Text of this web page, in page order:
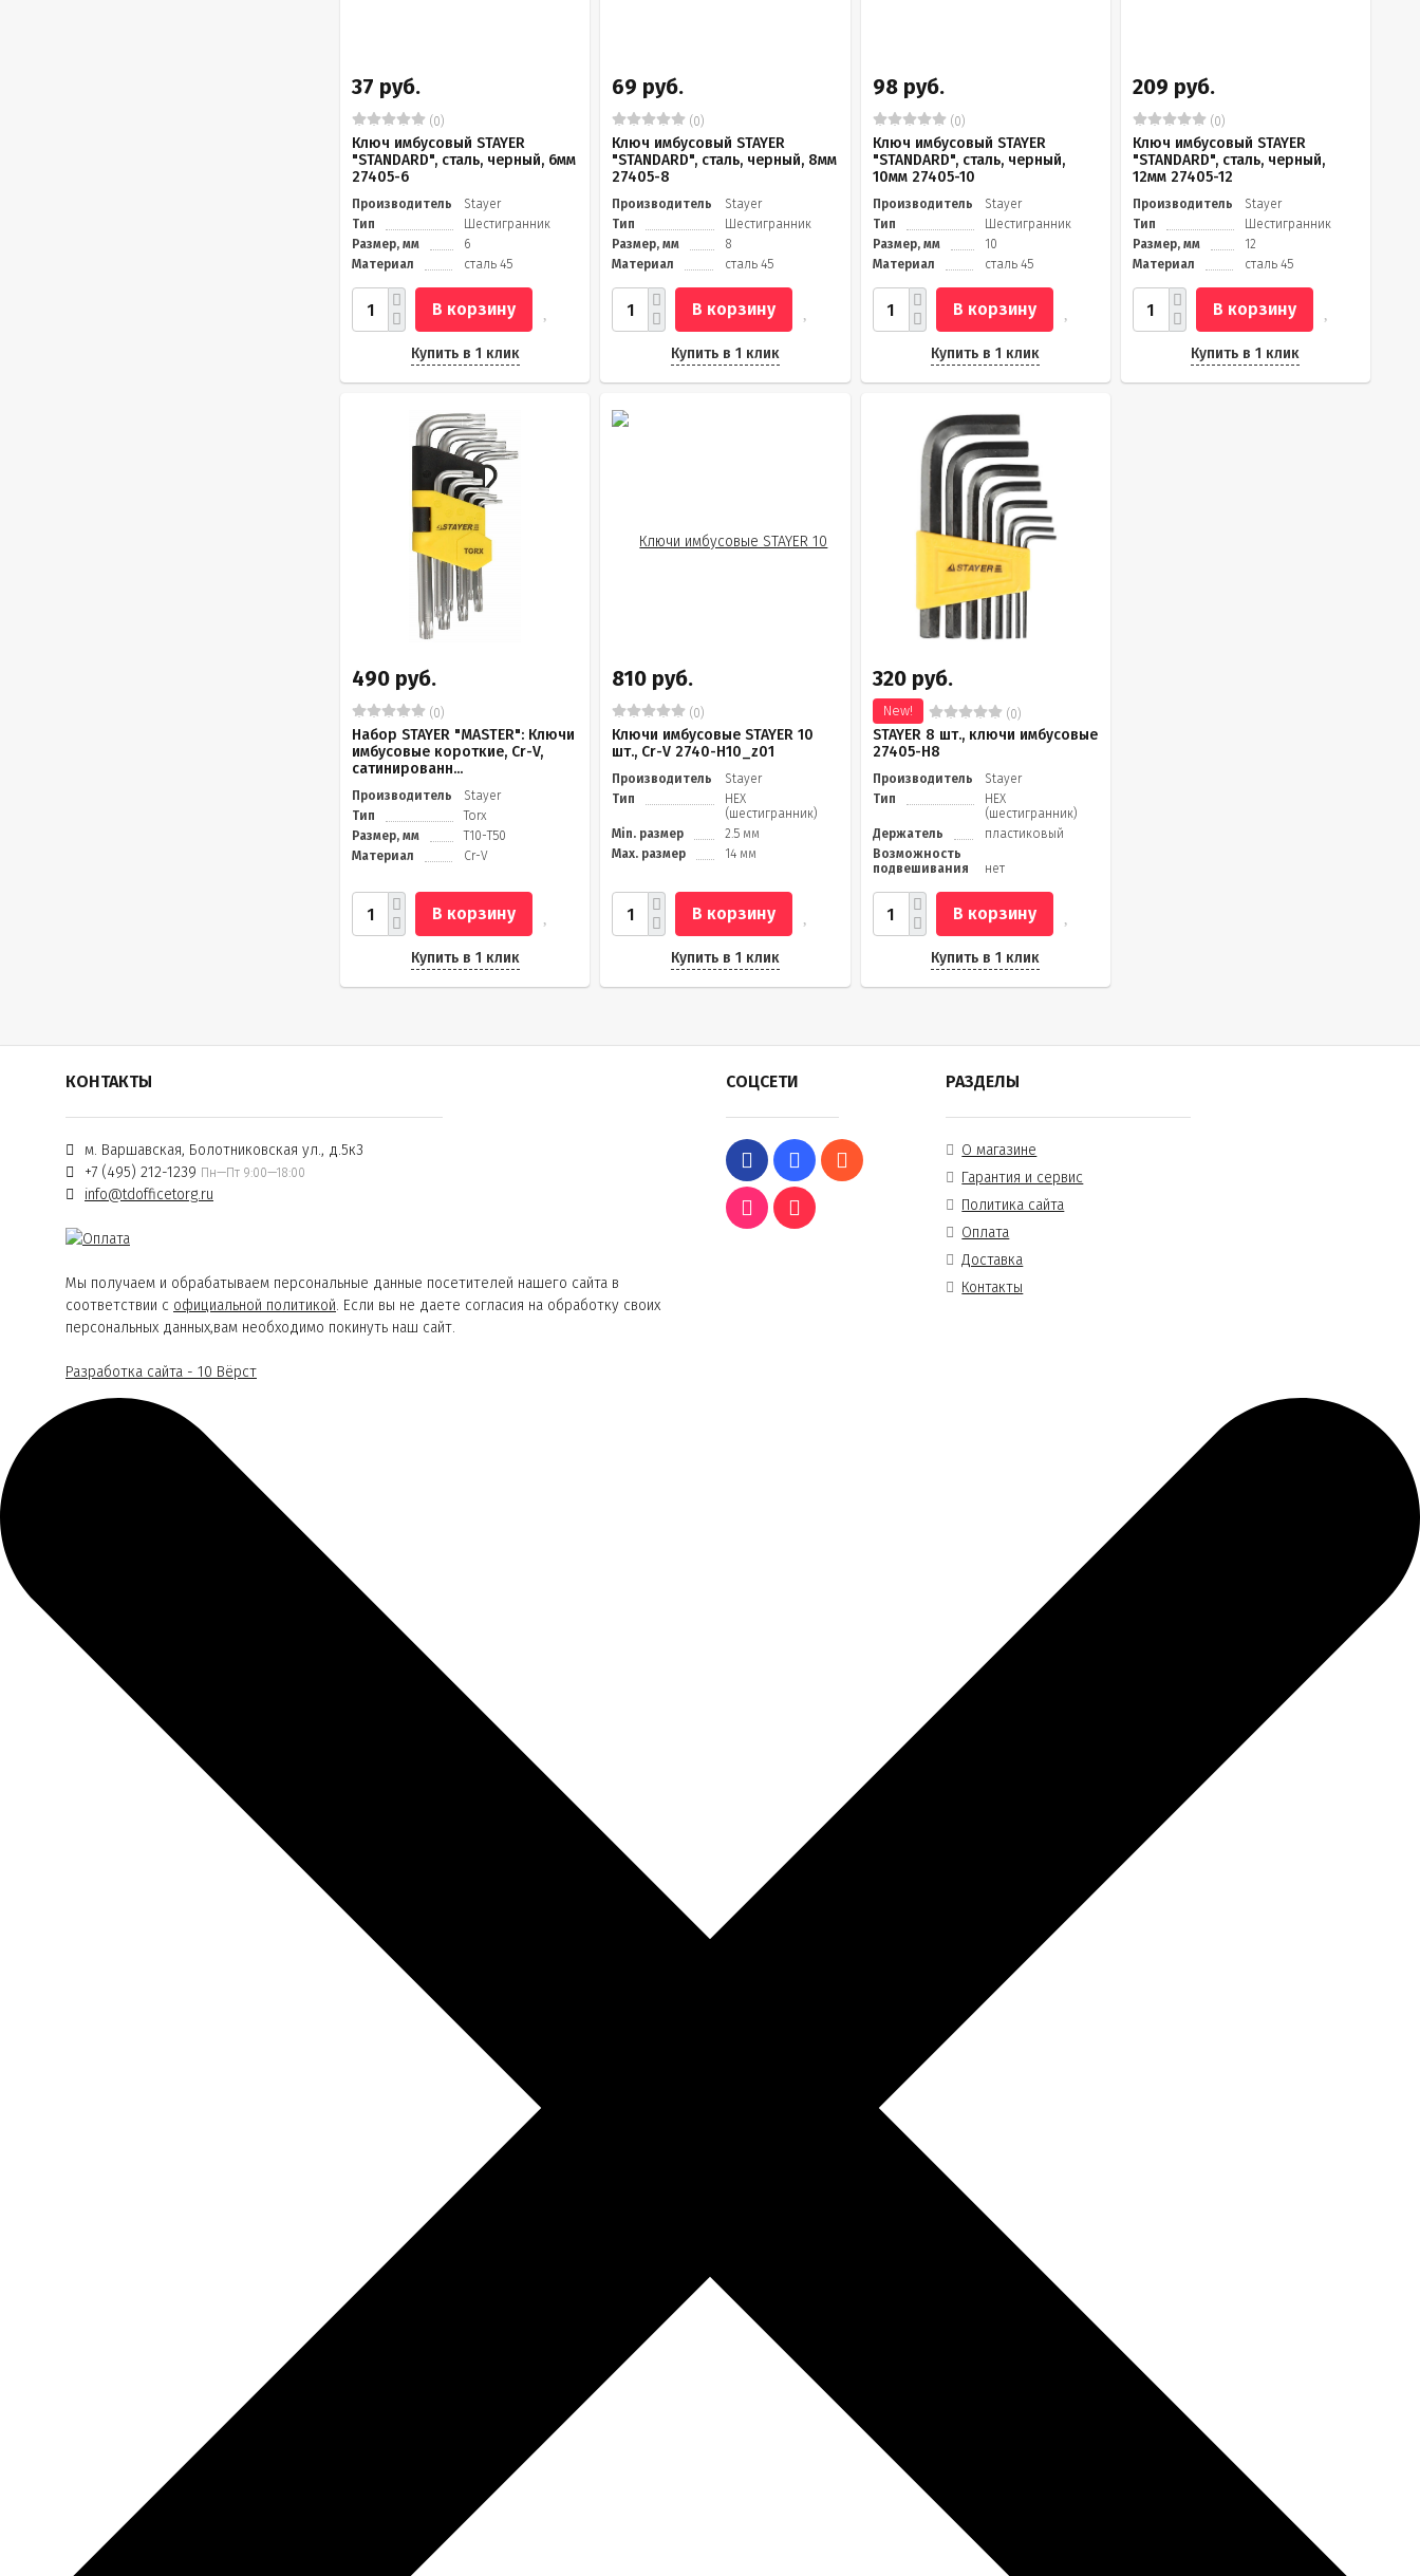
37 руб.
(0)
Ключ имбусовый STAYER
"STANDARD", сталь, черный, 6мм
27405-6
Производитель
Stayer
Тип
Шестигранник
Размер, мм
6
Материал
сталь 45
В корзину
Купить в 1 клик
69 руб.
(0)
Ключ имбусовый STAYER
"STANDARD", сталь, черный, 8мм
27405-8
Производитель
Stayer
Тип
Шестигранник
Размер, мм
8
Материал
сталь 45
В корзину
Купить в 1 клик
98 руб.
(0)
Ключ имбусовый STAYER
"STANDARD", сталь, черный,
10мм 27405-10
Производитель
Stayer
Тип
Шестигранник
Размер, мм
10
Материал
сталь 45
В корзину
Купить в 1 клик
209 руб.
(0)
Ключ имбусовый STAYER
"STANDARD", сталь, черный,
12мм 27405-12
Производитель
Stayer
Тип
Шестигранник
Размер, мм
12
Материал
сталь 45
В корзину
Купить в 1 клик
490 руб.
(0)
Набор STAYER "MASTER": Ключи
имбусовые короткие, Cr-V,
сатинированн...
Производитель
Stayer
Тип
Torx
Размер, мм
Т10-Т50
Материал
Cr-V
В корзину
Купить в 1 клик
810 руб.
(0)
Ключи имбусовые STAYER 10
шт., Cr-V 2740-H10_z01
Производитель
Stayer
Тип
HEX
(шестигранник)
Min. размер
2.5 мм
Max. размер
14 мм
В корзину
Купить в 1 клик
320 руб.
New! (0)
STAYER 8 шт., ключи имбусовые
27405-H8
Производитель
Stayer
Тип
HEX
(шестигранник)
Держатель
пластиковый
Возможность
подвешивания
нет
В корзину
Купить в 1 клик
КОНТАКТЫ
м. Варшавская, Болотниковская ул., д.5к3
+7 (495) 212-1239 Пн—Пт 9:00—18:00
info@tdofficetorg.ru
Мы получаем и обрабатываем персональные данные посетителей нашего сайта в
соответствии с официальной политикой. Если вы не даете согласия на обработку своих
персональных данных,вам необходимо покинуть наш сайт.
Разработка сайта - 10 Вёрст
СОЦСЕТИ РАЗДЕЛЫ
О магазине
Гарантия и сервис
Политика сайта
Оплата
Доставка
Контакты